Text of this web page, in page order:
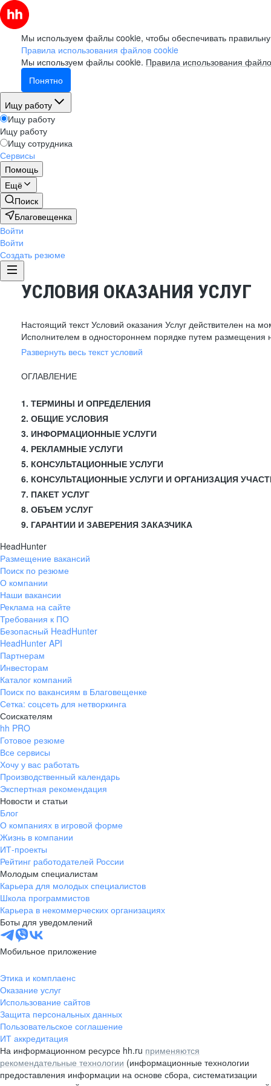
Мы используем файлы cookie, чтобы обеспечивать
Правила использования файлов cookie
Мы используем файлы cookie. Правила использования
Понятно
Ищу работу
Ищу работу
Ищу работу
Ищу сотрудника
Сервисы
Помощь
Ещё
Поиск
Благовещенка
Войти
Войти
Создать резюме
УСЛОВИЯ ОКАЗАНИЯ УСЛУГ
Настоящий текст Условий оказания Услуг действителен на
Исполнителем в одностороннем порядке путем размещения
Развернуть весь текст условий
ОГЛАВЛЕНИЕ
1. ТЕРМИНЫ И ОПРЕДЕЛЕНИЯ
2. ОБЩИЕ УСЛОВИЯ
3. ИНФОРМАЦИОННЫЕ УСЛУГИ
4. РЕКЛАМНЫЕ УСЛУГИ
5. КОНСУЛЬТАЦИОННЫЕ УСЛУГИ
6. КОНСУЛЬТАЦИОННЫЕ УСЛУГИ И ОРГАНИЗАЦИЯ
7. ПАКЕТ УСЛУГ
8. ОБЪЕМ УСЛУГ
9. ГАРАНТИИ И ЗАВЕРЕНИЯ ЗАКАЗЧИКА
HeadHunter
Размещение вакансий
Поиск по резюме
О компании
Наши вакансии
Реклама на сайте
Требования к ПО
Безопасный HeadHunter
HeadHunter API
Партнерам
Инвесторам
Каталог компаний
Поиск по вакансиям в Благовещенке
Сетка: соцсеть для нетворкинга
Соискателям
hh PRO
Готовое резюме
Все сервисы
Хочу у вас работать
Производственный календарь
Экспертная рекомендация
Новости и статьи
Блог
О компаниях в игровой форме
Жизнь в компании
ИТ-проекты
Рейтинг работодателей России
Молодым специалистам
Карьера для молодых специалистов
Школа программистов
Карьера в некоммерческих организациях
Боты для уведомлений
Мобильное приложение
Этика и комплаенс
Оказание услуг
Использование сайтов
Защита персональных данных
Пользовательское соглашение
ИТ аккредитация
На информационном ресурсе hh.ru применяются
рекомендательные технологии (информационные технологии
предоставления информации на основе сбора, систематизации